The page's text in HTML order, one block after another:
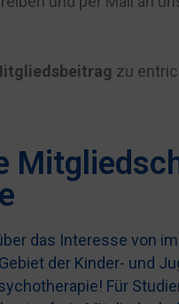
zu
das Interesse von
der Kinder- und
Für